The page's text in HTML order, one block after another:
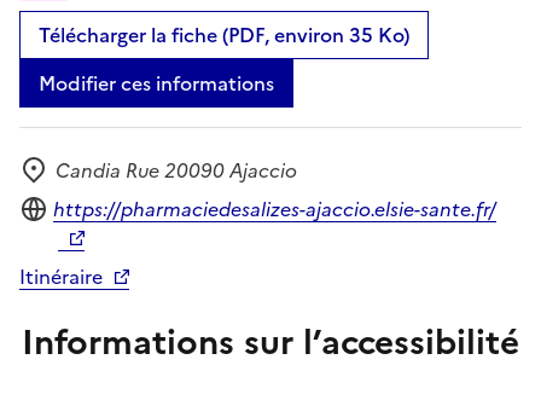
Télécharger la fiche (PDF, environ 35 Ko)
Modifier ces informations
Adresse
Candia Rue 20090 Ajaccio
Site internet
https://pharmaciedesalizes-ajaccio.elsie-sante.fr/
Itinéraire
Informations sur l’accessibilité